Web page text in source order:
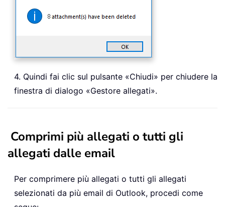
4. Quindi fai clic sul pulsante «Chiudi» per chiudere la
finestra di dialogo «Gestore allegati».
Comprimi più allegati o tutti gli
allegati dalle email
Per comprimere più allegati o tutti gli allegati
selezionati da più email di Outlook, procedi come